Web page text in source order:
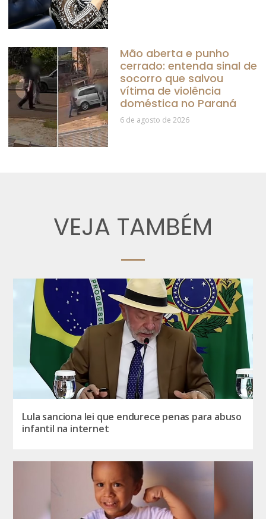
Mão aberta e punho
cerrado: entenda sinal de
socorro que salvou
vítima de violência
doméstica no Paraná
6 de agosto de 2026
VEJA TAMBÉM
Lula sanciona lei que endurece penas para abuso
infantil na internet